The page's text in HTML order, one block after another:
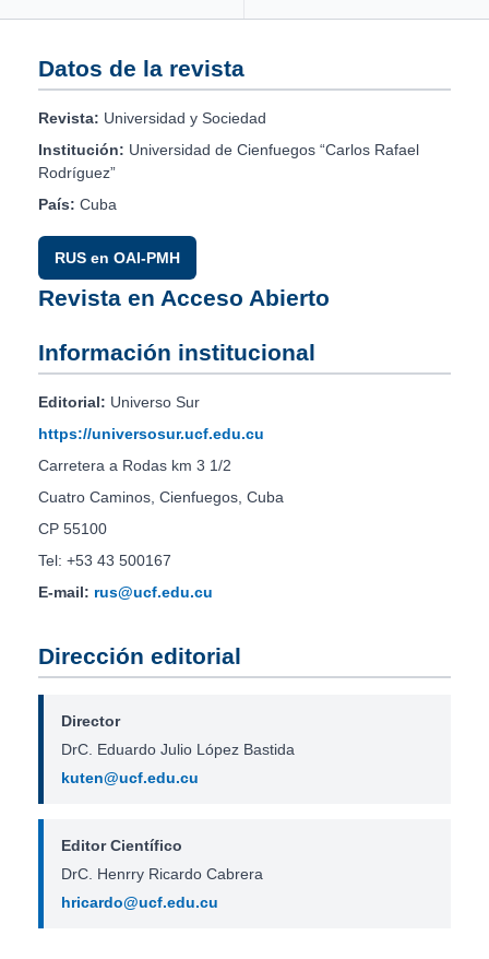
Datos de la revista
Revista: Universidad y Sociedad
Institución: Universidad de Cienfuegos “Carlos Rafael
Rodríguez”
País: Cuba
RUS en OAI-PMH
Revista en Acceso Abierto
Información institucional
Editorial: Universo Sur
https://universosur.ucf.edu.cu
Carretera a Rodas km 3 1/2
Cuatro Caminos, Cienfuegos, Cuba
CP 55100
Tel: +53 43 500167
E-mail: rus@ucf.edu.cu
Dirección editorial
Director
DrC. Eduardo Julio López Bastida
kuten@ucf.edu.cu
Editor Científico
DrC. Henrry Ricardo Cabrera
hricardo@ucf.edu.cu